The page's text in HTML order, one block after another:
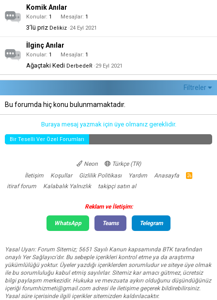
Komik Anılar
Konular 1 Mesajlar 1
3’lü priz Delikiz 24 Eyl 2021
İlginç Anılar
Konular 1 Mesajlar 1
Ağaçtaki Kedi DerbedeR 29 Eyl 2021
Filtreler
Bu forumda hiç konu bulunmamaktadır.
Buraya mesaj yazmak için üye olmanız gereklidir.
Bir Teselli Ver Özel Forumları
Neon
Türkçe (TR)
İletişim
Koşullar Gizlilik Politikası Yardım Anasayfa
R
itiraf forum Kalabalık Yalnızlık takipçi satın al
Reklam ve İletişim:
WhatsApp Teams Telegram
Yasal Uyarı: Forum Sitemiz; 5651 Sayılı Kanun kapsamında BTK tarafından
onaylı Yer Sağlayıcı'dır. Bu sebeple içerikleri kontrol etme ya da araştırma
yükümlülüğü yoktur. Üyeler yazdığı içeriklerden sorumludur ve siteye üye olmak
ile bu sorumluluğu kabul etmiş sayılırlar. Sitemiz kar amacı gütmez, ücretsiz
bilgi paylaşım merkezidir. Hukuka ve mevzuata aykırı olduğunu düşündüğünüz
içeriği forumhizmeti@gmail.com adresi ile iletişime geçerek bildirebilirsiniz.
Yasal süre içerisinde ilgili içerikler sitemizden kaldırılacaktır.